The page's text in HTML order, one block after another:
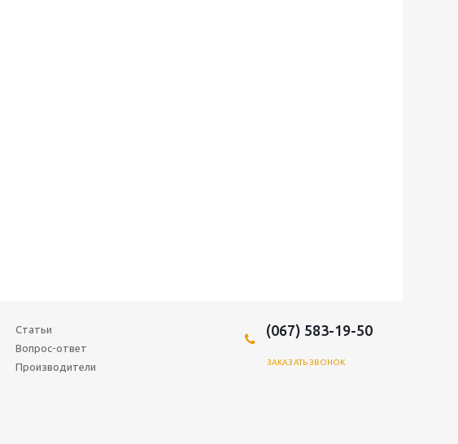
Статьи
Вопрос-ответ
Производители
(067) 583-19-50
ЗАКАЗАТЬ ЗВОНОК